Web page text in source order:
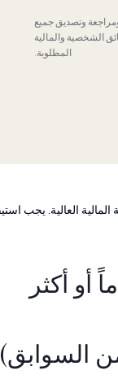
وتصديق جميع
الشخصية والمالية
المطلوبة.
العالية. يجب
السوابق)